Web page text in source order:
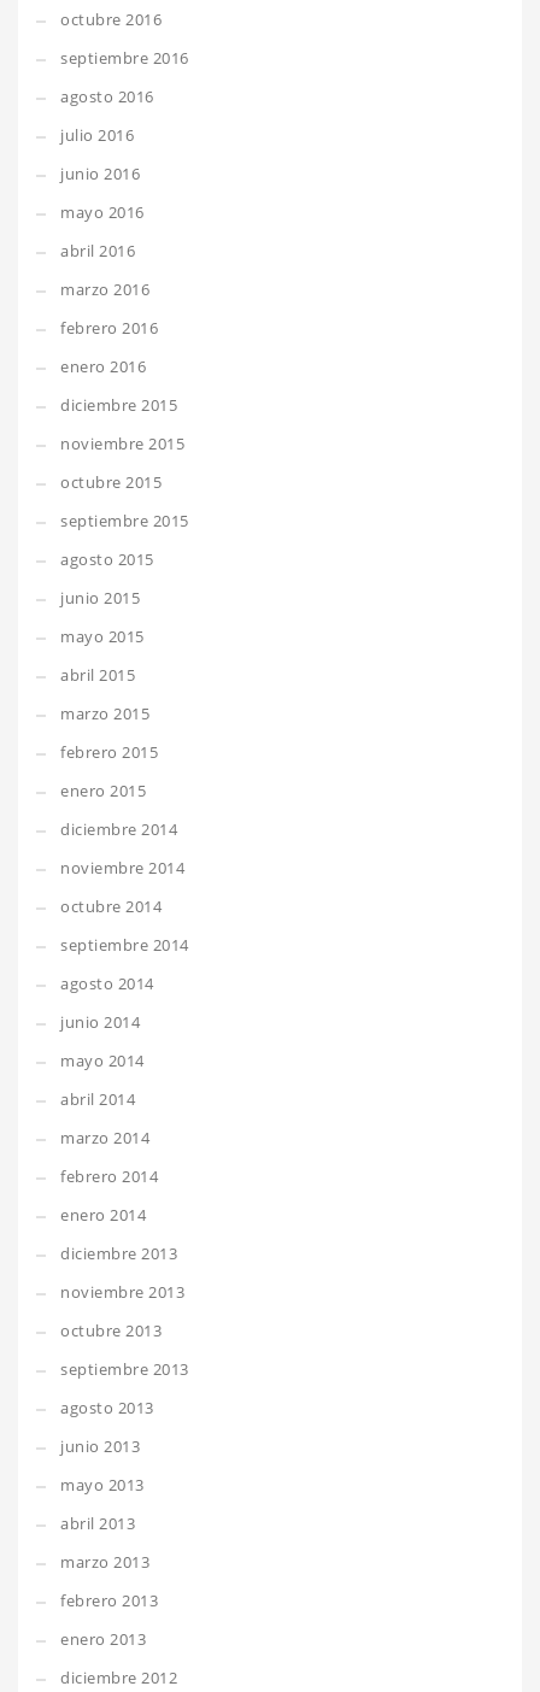
octubre 2016
septiembre 2016
agosto 2016
julio 2016
junio 2016
mayo 2016
abril 2016
marzo 2016
febrero 2016
enero 2016
diciembre 2015
noviembre 2015
octubre 2015
septiembre 2015
agosto 2015
junio 2015
mayo 2015
abril 2015
marzo 2015
febrero 2015
enero 2015
diciembre 2014
noviembre 2014
octubre 2014
septiembre 2014
agosto 2014
junio 2014
mayo 2014
abril 2014
marzo 2014
febrero 2014
enero 2014
diciembre 2013
noviembre 2013
octubre 2013
septiembre 2013
agosto 2013
junio 2013
mayo 2013
abril 2013
marzo 2013
febrero 2013
enero 2013
diciembre 2012